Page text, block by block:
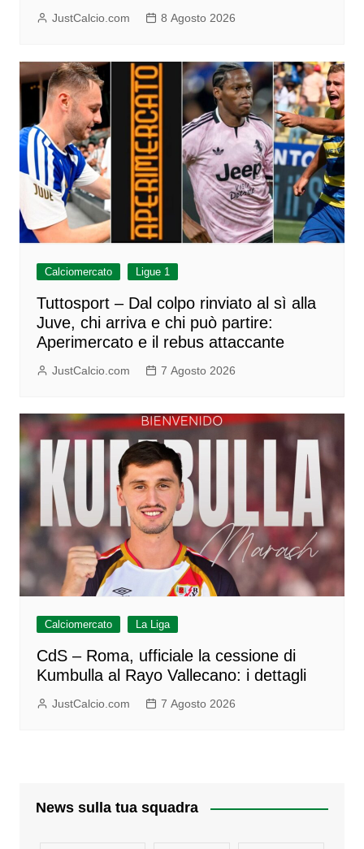
JustCalcio.com 8 Agosto 2026
Calciomercato Ligue 1
Tuttosport – Dal colpo rinviato al sì alla
Juve, chi arriva e chi può partire:
Aperimercato e il rebus attaccante
JustCalcio.com 7 Agosto 2026
Calciomercato La Liga
CdS – Roma, ufficiale la cessione di
Kumbulla al Rayo Vallecano: i dettagli
JustCalcio.com 7 Agosto 2026
News sulla tua squadra